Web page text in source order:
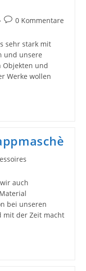
Beitrags-
0 Kommentare
sehr stark mit
und unsere
Objekten und
Werke wollen
auch
bei unseren
mit der Zeit macht